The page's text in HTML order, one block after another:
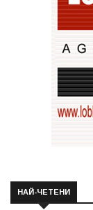
НАЙ-ЧЕТЕНИ